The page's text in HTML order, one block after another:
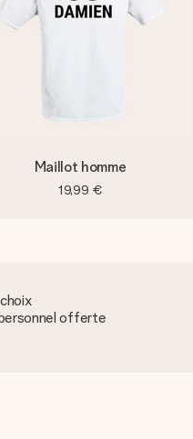
Maillot homme
19,99 €
offerte